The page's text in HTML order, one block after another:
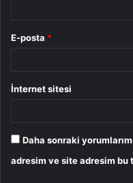
E-posta *
İnternet sitesi
Daha sonraki
adresim ve site adresim bu